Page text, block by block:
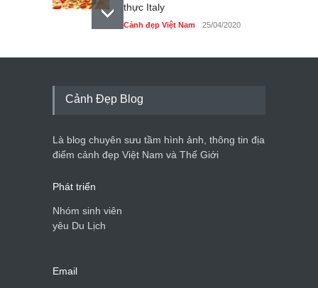
thực Italy
Cảnh đẹp Việt Nam 25/04/2020
Tam giác mạch khoe sắc
du lịch quốc gia
Cảnh đẹp Việt Nam 24/04/2020
Cảnh Đẹp Blog
Là blog chuyên sưu tầm hình ảnh, thông tin địa
điểm cảnh đẹp Việt Nam và Thế Giới
Phát triển
Nhóm sinh viên
yêu Du Lịch
Email